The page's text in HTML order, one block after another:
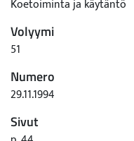
Koetoiminta ja käytäntö
Volyymi
51
Numero
29.11.1994
Sivut